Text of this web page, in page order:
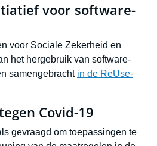
voor software-
voor Sociale Zekerheid en
het hergebruik van software-
samengebracht in de ReUse-
Covid-19
gevraagd om toepassingen te